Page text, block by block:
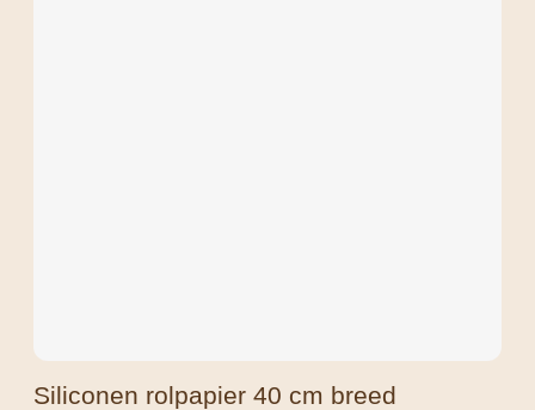
Siliconen rolpapier 40 cm breed